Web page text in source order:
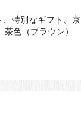
特別なギフト、京
色（ブラウン）